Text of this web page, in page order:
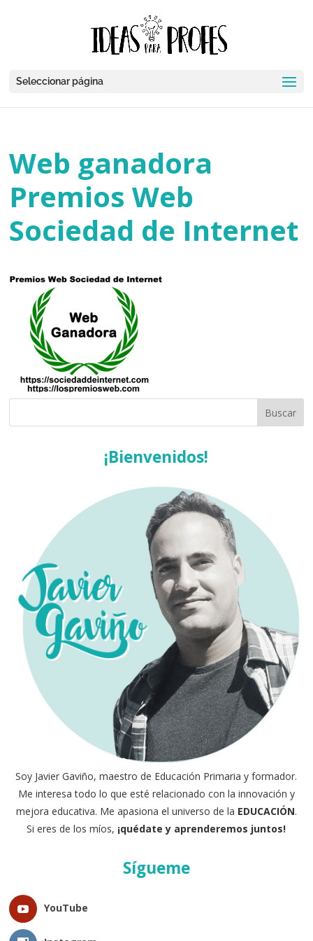
Seleccionar página
Web ganadora
Premios Web
Sociedad de Internet
¡Bienvenidos!
Soy Javier Gaviño, maestro de Educación Primaria y formador.
Me interesa todo lo que esté relacionado con la innovación y
mejora educativa. Me apasiona el universo de la EDUCACIÓN.
Si eres de los míos, ¡quédate y aprenderemos juntos!
Sígueme
YouTube